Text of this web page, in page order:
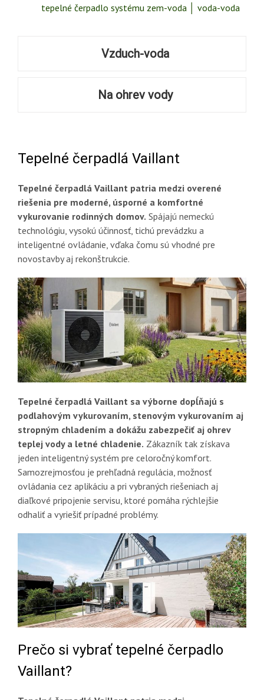
tepelné čerpadlo systému zem-voda │ voda-voda
Vzduch-voda
Na ohrev vody
Tepelné čerpadlá Vaillant
Tepelné čerpadlá Vaillant patria medzi overené
riešenia pre moderné, úsporné a komfortné
vykurovanie rodinných domov. Spájajú nemeckú
technológiu, vysokú účinnosť, tichú prevádzku a
inteligentné ovládanie, vďaka čomu sú vhodné pre
novostavby aj rekonštrukcie.
Tepelné čerpadlá Vaillant sa výborne dopĺňajú s
podlahovým vykurovaním, stenovým vykurovaním aj
stropným chladením a dokážu zabezpečiť aj ohrev
teplej vody a letné chladenie. Zákazník tak získava
jeden inteligentný systém pre celoročný komfort.
Samozrejmosťou je prehľadná regulácia, možnosť
ovládania cez aplikáciu a pri vybraných riešeniach aj
diaľkové pripojenie servisu, ktoré pomáha rýchlejšie
odhaliť a vyriešiť prípadné problémy.
Prečo si vybrať tepelné čerpadlo
Vaillant?